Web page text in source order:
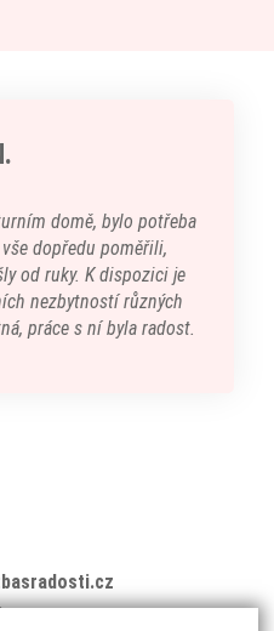
domě, bylo potřeba
dopředu poměřili,
od ruky. K dispozici je
nezbytností různých
práce s ní byla radost.